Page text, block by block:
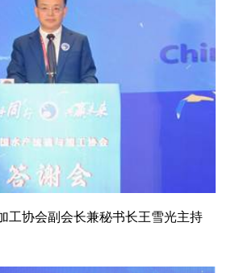
工协会副会长兼秘书长王雪光主持